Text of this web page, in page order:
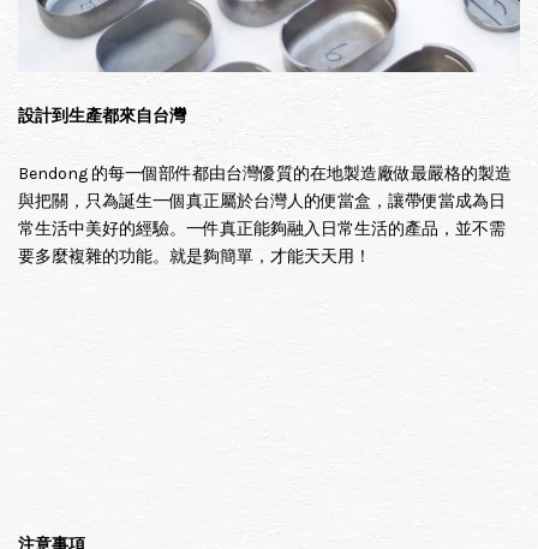
設計到生產都來自台灣
Bendong 的每一個部件都由台灣優質的在地製造廠做最嚴格的製造
與把關，只為誕生一個真正屬於台灣人的便當盒，讓帶便當成為日
常生活中美好的經驗。一件真正能夠融入日常生活的產品，並不需
要多麼複雜的功能。就是夠簡單，才能天天用！
注意事項